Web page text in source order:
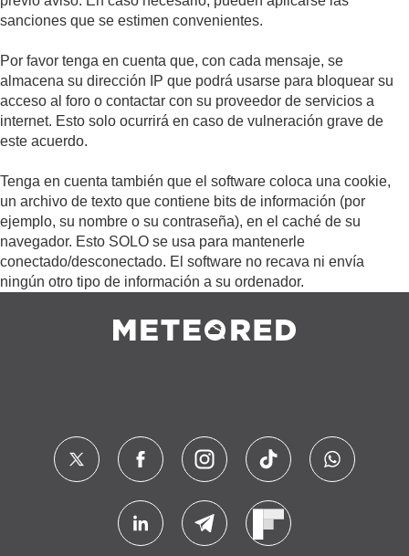
sanciones que se estimen convenientes.
Por favor tenga en cuenta que, con cada mensaje, se
almacena su dirección IP que podrá usarse para bloquear su
acceso al foro o contactar con su proveedor de servicios a
internet. Esto solo ocurrirá en caso de vulneración grave de
este acuerdo.
Tenga en cuenta también que el software coloca una cookie,
un archivo de texto que contiene bits de información (por
ejemplo, su nombre o su contraseña), en el caché de su
navegador. Esto SOLO se usa para mantenerle
conectado/desconectado. El software no recava ni envía
ningún otro tipo de información a su ordenador.